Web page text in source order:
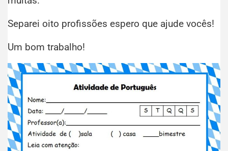
Separei oito profissões espero que ajude vocês!
Um bom trabalho!